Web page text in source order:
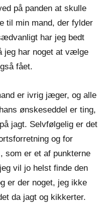
på panden at skulle
til min mand, der fylder
har jeg bedt
jeg har noget at vælge
fået.
er ivrig jæger, og alle
ønskeseddel er ting,
jagt. Selvfølgelig er det
og for
, som er et af punkterne
vil jo helst finde den
er der noget, jeg ikke
da jagt og kikkerter.